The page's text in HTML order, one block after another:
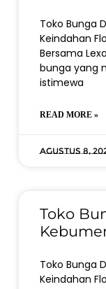
Toko Bunga
Keindahan
Bersama
bunga yang
istimewa
READ MORE »
Agustus 8,
Toko
Toko Bunga
Keindahan